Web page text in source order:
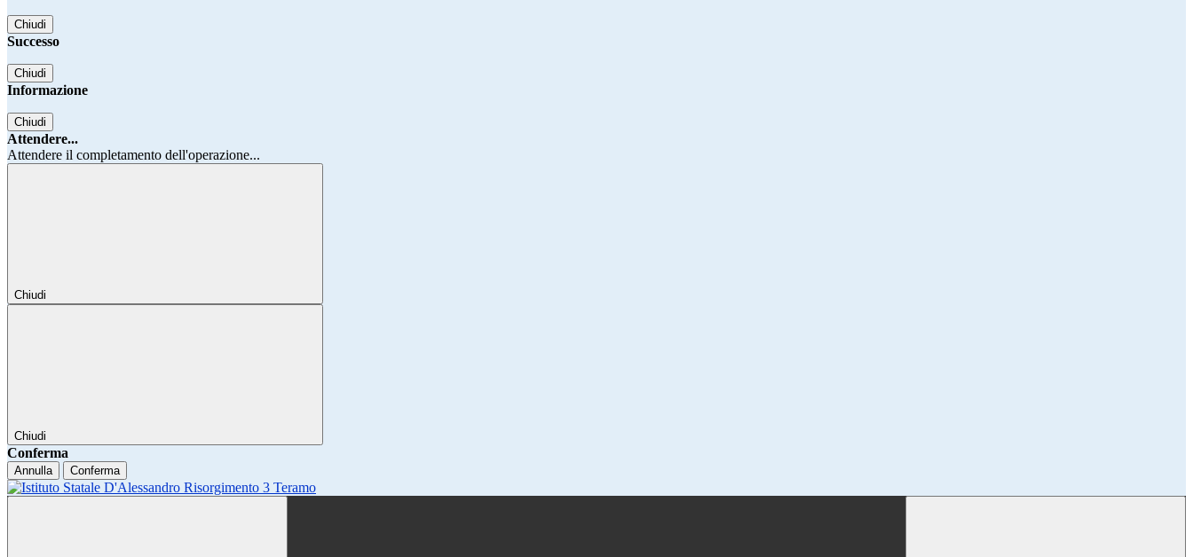
Chiudi
Successo
Chiudi
Informazione
Chiudi
Attendere...
Attendere il completamento dell'operazione...
Chiudi
Chiudi
Conferma
Annulla Conferma